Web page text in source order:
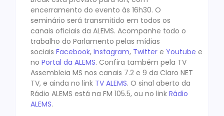
encerramento do evento às 16h30. O
seminário será transmitido em todos os
canais oficiais da ALEMS. Acompanhe todo o
trabalho do Parlamento pelas mídias
sociais Facebook, Instagram, Twitter e Youtube e
no Portal da ALEMS. Confira também pela TV
Assembleia MS nos canais 7.2 e 9 da Claro NET
TV, e ainda no link TV ALEMS. O sinal aberto da
Rádio ALEMS está na FM 105.5, ou no link Rádio
ALEMS.